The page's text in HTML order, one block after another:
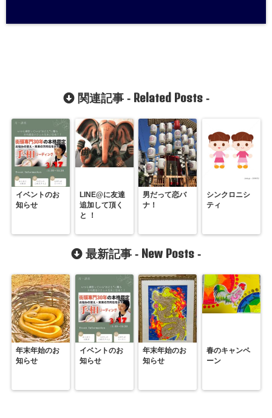
関連記事 - Related Posts-
イベントのお
知らせ
LINE@に友達
追加して頂く
と ！
男だって恋バ
ナ！
シンクロニシ
ティ
最新記事 - New Posts -
年末年始のお
知らせ
イベントのお
知らせ
年末年始のお
知らせ
春のキャンペ
ーン